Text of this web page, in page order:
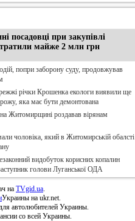
посадовці при закупівлі
майже 2 млн грн
попри заборону суду, продовжував
річки Крошенка екологи виявили ще
яка має бути демонтована
Житомирщині роздавав вірянам
чоловіка, який в Житомирській обалсті
видобуток корисних копалин
голови Луганської ОДА
на TVgid.ua.
Украины на ukr.net.
автолюбителей Украины.
со всей Украины.